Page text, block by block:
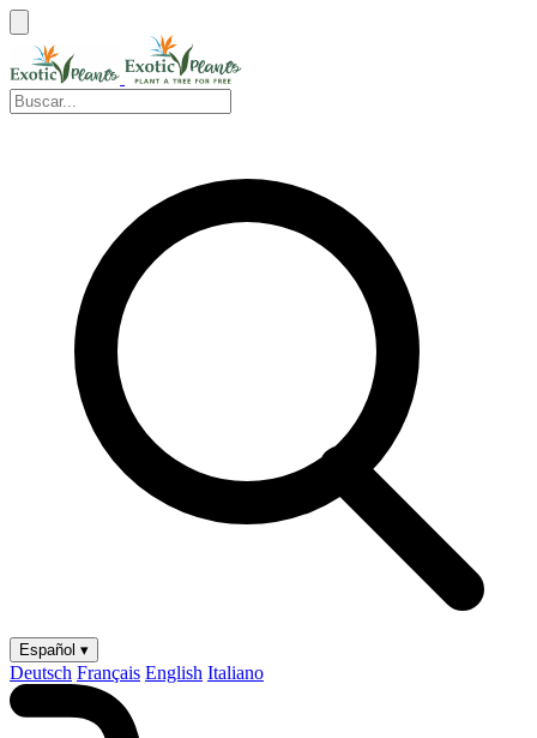
Español ▾
Deutsch Français English Italiano